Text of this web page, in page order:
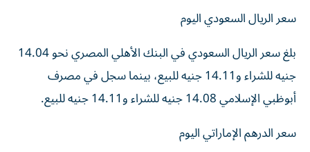
سعر الريال السعودي اليوم
بلغ سعر الريال السعودي في البنك الأهلي المصري نحو 14.04
جنيه للشراء و14.11 جنيه للبيع، بينما سجل في مصرف
أبوظبي الإسلامي 14.08 جنيه للشراء و14.11 جنيه للبيع.
سعر الدرهم الإماراتي اليوم